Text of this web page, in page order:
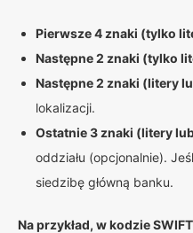
Pierwsze 4 znaki (tylko
Następne 2 znaki (tylko
Następne 2 znaki (litery
lokalizacji.
Ostatnie 3 znaki (litery
oddziału (opcjonalnie).
siedzibę główną banku.
Na przykład, w kodzie